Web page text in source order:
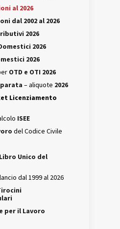
al 2026
dal 2002 al 2026
2026
2026
2026
OTD e OTI 2026
– aliquote 2026
Licenziamento
ISEE
del Codice Civile
Libro Unico del
dal 1999 al 2026
per il Lavoro